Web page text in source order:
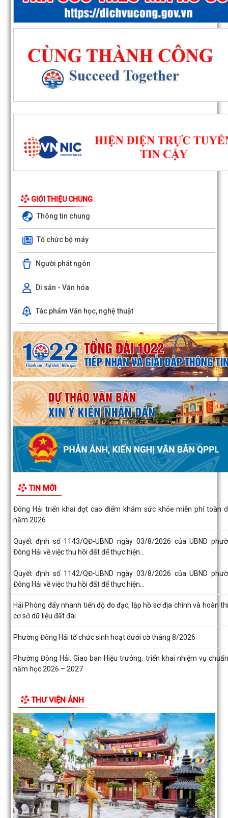
GIỚI THIỆU CHUNG
Thông tin chung
Tổ chức bộ máy
Người phát ngôn
Di sản - Văn hóa
Tác phẩm Văn học, nghệ thuật
TIN MỚI
Đông Hải triển khai công tác giải phóng mặt bằng Dự án đường sắt
Cai - Hà Nội - Hải Phòng
Bàn giao mốc giải phóng mặt bằng Dự án phát triển thành phố
Phòng thích ứng với biến đổi khí...
Đồng chí Chủ tịch UBND phường Đông Hải dự sinh hoạt Chi bộ Tổ
phố Đoạn Xá 1
Quyết định số 1163/QĐ-UBND ngày 04/8/2026 của UBND
Đông Hải về việc công bố Người phát ngôn...
Đông Hải
Đông Hải triển khai đợt cao điểm khám sức khỏe miễn phí toàn
năm 2026
Quyết định số 1143/QĐ-UBND ngày 03/8/2026 của UBND
Đông Hải về việc thu hồi đất để thực hiện...
Quyết định số 1142/QĐ-UBND ngày 03/8/2026 của UBND
Đông Hải về việc thu hồi đất để thực hiện...
Hải Phòng đẩy nhanh tiến độ đo đạc, lập hồ sơ địa chính và hoàn
cơ sở dữ liệu đất đai
Phường Đông Hải tổ chức sinh hoạt dưới cờ tháng 8/2026
Phường Đông Hải: Giao ban Hiệu trưởng, triển khai nhiệm vụ
năm học 2026 – 2027
thu ngân sách nhà nước năm 2026
Phường Đông Hải tham dự trực tuyến Hội nghị toàn quốc quán
Nghị quyết Hội nghị lần thứ ba Ban...
THƯ CẢM ƠN
PHƯỜNG ĐÔNG HẢI TRIỂN KHAI CHƯƠNG TRÌNH ĐỀ ÁN 06 GIAI
2026–2030
UBND phường Đông Hải: Quyết liệt thực hiện nhiệm vụ trọng tâm,
THƯ VIỆN ẢNH